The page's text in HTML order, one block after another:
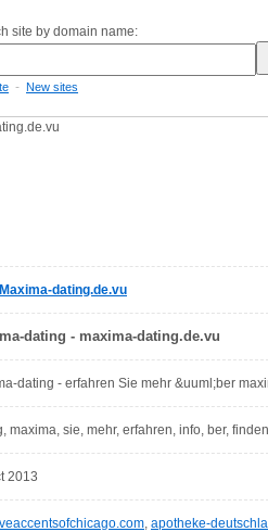
site by domain name:
- New sites
dating.de.vu
dating - maxima-dating.de.vu
dating - erfahren Sie mehr &uuml;ber
maxima, sie, mehr, erfahren, info, ber,
2013
, apotheke-